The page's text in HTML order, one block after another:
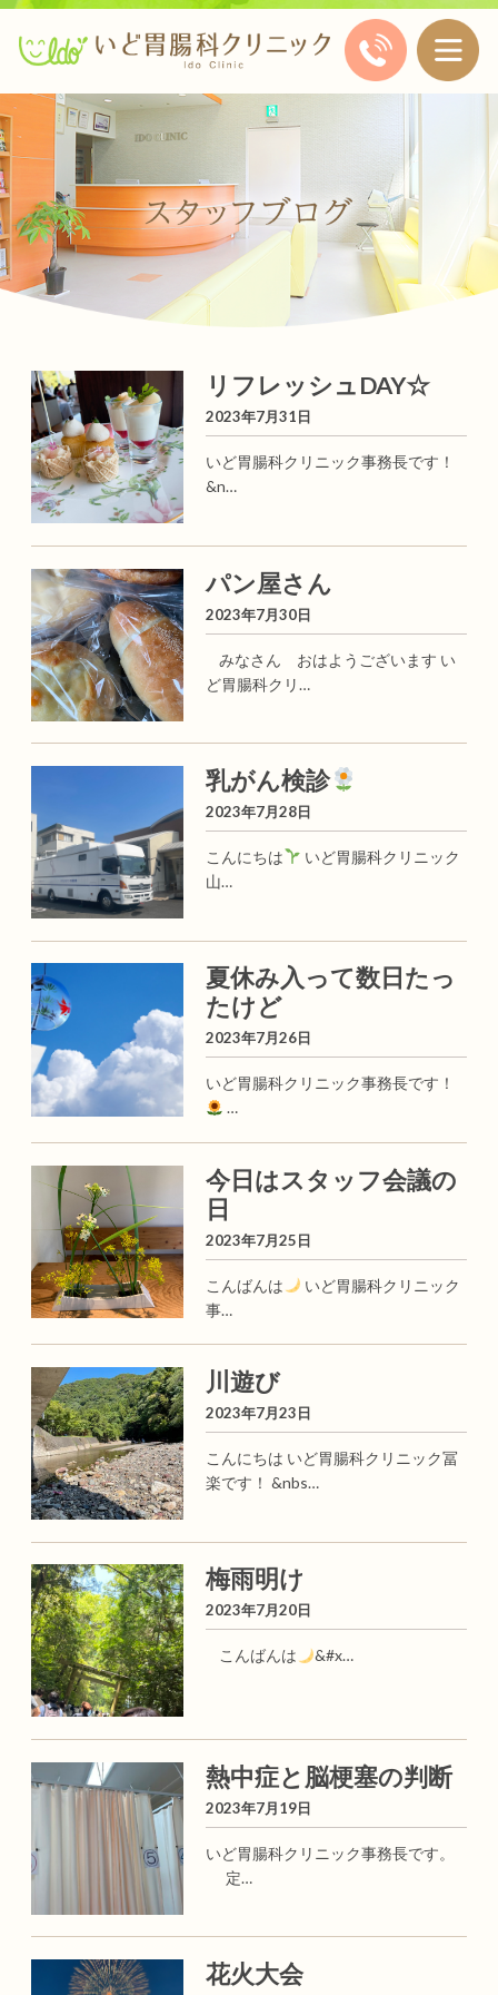
リフレッシュDAY☆
2023年7月31日
いど胃腸科クリニック事務長です！
&n…
パン屋さん
2023年7月30日
みなさん おはようございます い
ど胃腸科クリ…
乳がん検診
2023年7月28日
こんにちは
いど胃腸科クリニック
山…
夏休み入って数日たっ
たけど
2023年7月26日
いど胃腸科クリニック事務長です！
…
今日はスタッフ会議の
日
2023年7月25日
こんばんは
いど胃腸科クリニック
事…
川遊び
2023年7月23日
こんにちは いど胃腸科クリニック冨
楽です！ &nbs…
梅雨明け
2023年7月20日
こんばんは &#x…
熱中症と脳梗塞の判断
2023年7月19日
いど胃腸科クリニック事務長です。
定…
花火大会